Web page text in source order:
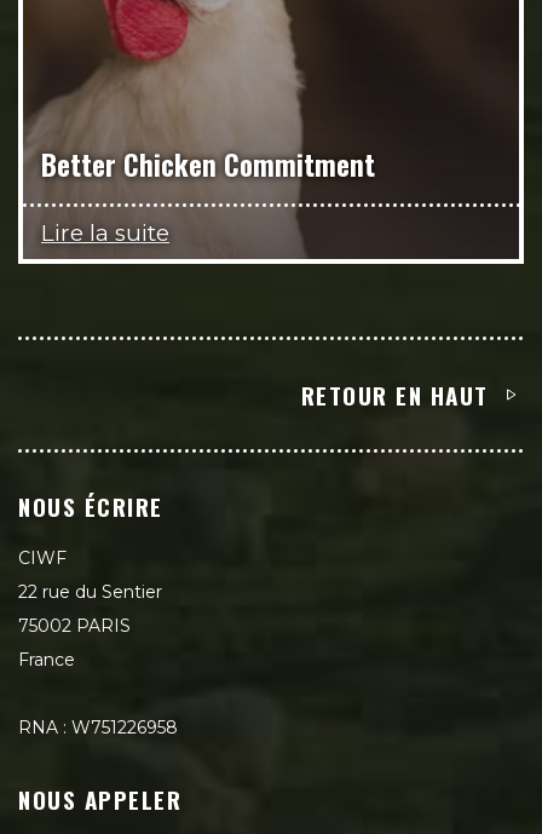
Better Chicken Commitment
Lire la suite
RETOUR EN HAUT
NOUS ÉCRIRE
CIWF
22 rue du Sentier
75002 PARIS
France
RNA : W751226958
NOUS APPELER